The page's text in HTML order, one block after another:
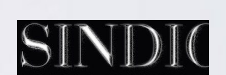
EL SINDICAL
Periodismo Inteligente